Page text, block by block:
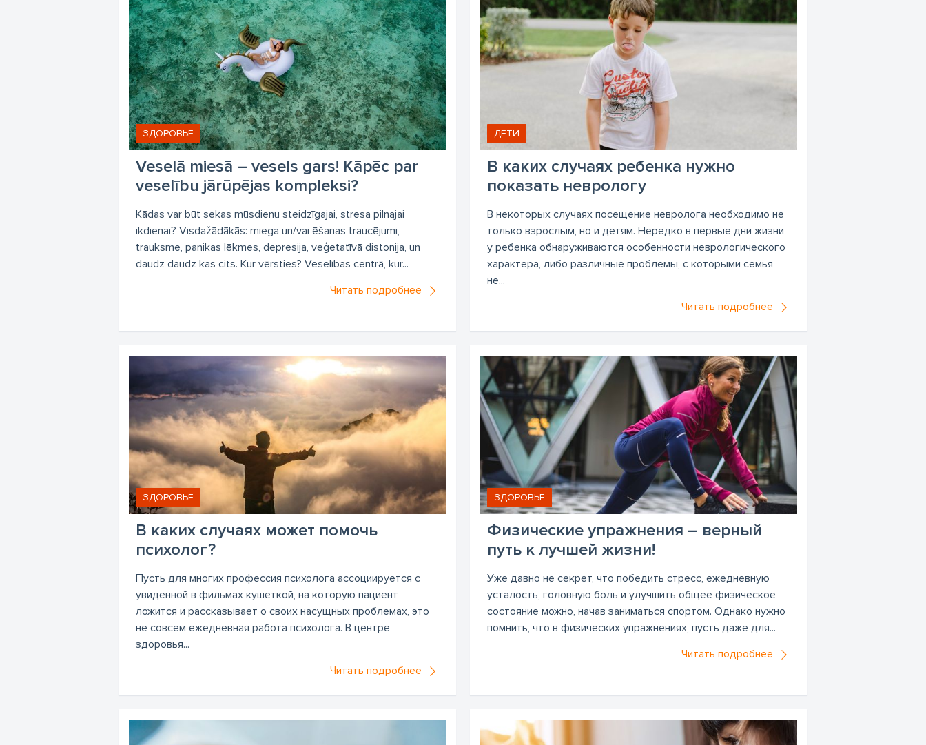
Veselā miesā – vesels gars! Kāpēc par
veselību jārūpējas kompleksi?
ЗДОРОВЬЕ
Kādas var būt sekas mūsdienu steidzīgajai, stresa pilnajai
ikdienai? Visdažādākās: miega un/vai ēšanas traucējumi,
trauksme, panikas lēkmes, depresija, veģetatīvā distonija, un
daudz daudz kas cits. Kur vērsties? Veselības centrā, kur...
Читать подробнее
В каких случаях ребенка нужно
показать неврологу
ДЕТИ
В некоторых случаях посещение невролога необходимо не
только взрослым, но и детям. Нередко в первые дни жизни
у ребенка обнаруживаются особенности неврологического
характера, либо различные проблемы, с которыми семья
не...
Читать подробнее
В каких случаях может помочь
психолог?
ЗДОРОВЬЕ
Пусть для многих профессия психолога ассоциируется с
увиденной в фильмах кушеткой, на которую пациент
ложится и рассказывает о своих насущных проблемах, это
не совсем ежедневная работа психолога. В центре
здоровья...
Читать подробнее
Физические упражнения – верный
путь к лучшей жизни!
ЗДОРОВЬЕ
Уже давно не секрет, что победить стресс, ежедневную
усталость, головную боль и улучшить общее физическое
состояние можно, начав заниматься спортом. Однако нужно
помнить, что в физических упражнениях, пусть даже для...
Читать подробнее